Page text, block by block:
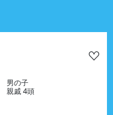
男の子
親戚 4頭